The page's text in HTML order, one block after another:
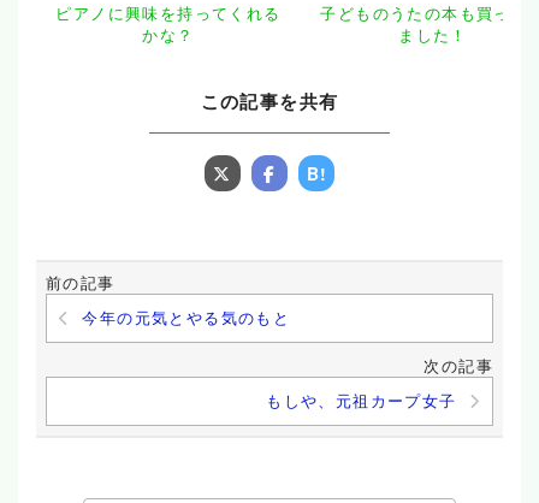
ピアノに興味を持ってくれる
かな？
子どものうたの本も買って
ました！
この記事を共有
B!
前の記事
今年の元気とやる気のもと
次の記事
もしや、元祖カープ女子